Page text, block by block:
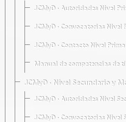
JCMyD · Autoridades Nivel
JCMyD · Convocatorias Nivel
JCMyD · Contacto Nivel
Manual de competencias de
JCMyD · Nivel Secundario y
JCMyD · Autoridades Nivel
JCMyD · Convocatorias Nivel